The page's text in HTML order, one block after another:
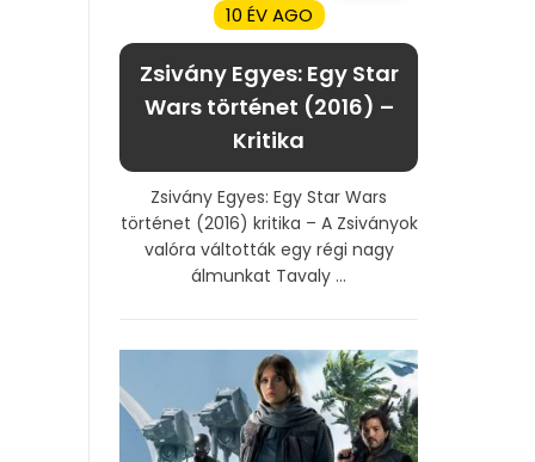
10 ÉV AGO
Zsivány Egyes: Egy Star
Wars történet (2016) –
Kritika
Zsivány Egyes: Egy Star Wars
történet (2016) kritika – A Zsiványok
valóra váltották egy régi nagy
álmunkat Tavaly ...